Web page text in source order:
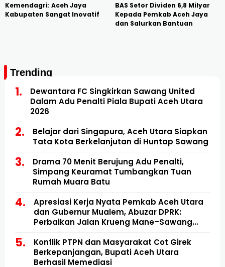
Kemendagri: Aceh Jaya
Kabupaten Sangat Inovatif
BAS Setor Dividen 6,8 Milyar
Kepada Pemkab Aceh Jaya
dan Salurkan Bantuan
Trending
Dewantara FC Singkirkan Sawang United
Dalam Adu Penalti Piala Bupati Aceh Utara
2026
Belajar dari Singapura, Aceh Utara Siapkan
Tata Kota Berkelanjutan di Huntap Sawang
Drama 70 Menit Berujung Adu Penalti,
Simpang Keuramat Tumbangkan Tuan
Rumah Muara Batu
Apresiasi Kerja Nyata Pemkab Aceh Utara
dan Gubernur Mualem, Abuzar DPRK:
Perbaikan Jalan Krueng Mane–Sawang
Konflik PTPN dan Masyarakat Cot Girek
Berkepanjangan, Bupati Aceh Utara
Berhasil Memediasi